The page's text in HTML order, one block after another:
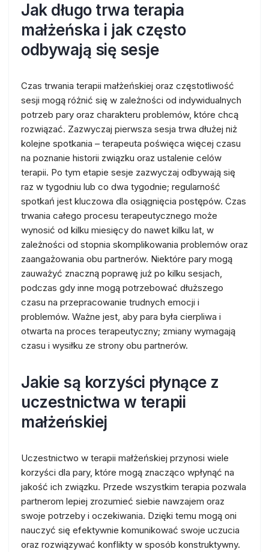
Jak długo trwa terapia
małżeńska i jak często
odbywają się sesje
Czas trwania terapii małżeńskiej oraz częstotliwość
sesji mogą różnić się w zależności od indywidualnych
potrzeb pary oraz charakteru problemów, które chcą
rozwiązać. Zazwyczaj pierwsza sesja trwa dłużej niż
kolejne spotkania – terapeuta poświęca więcej czasu
na poznanie historii związku oraz ustalenie celów
terapii. Po tym etapie sesje zazwyczaj odbywają się
raz w tygodniu lub co dwa tygodnie; regularność
spotkań jest kluczowa dla osiągnięcia postępów. Czas
trwania całego procesu terapeutycznego może
wynosić od kilku miesięcy do nawet kilku lat, w
zależności od stopnia skomplikowania problemów oraz
zaangażowania obu partnerów. Niektóre pary mogą
zauważyć znaczną poprawę już po kilku sesjach,
podczas gdy inne mogą potrzebować dłuższego
czasu na przepracowanie trudnych emocji i
problemów. Ważne jest, aby para była cierpliwa i
otwarta na proces terapeutyczny; zmiany wymagają
czasu i wysiłku ze strony obu partnerów.
Jakie są korzyści płynące z
uczestnictwa w terapii
małżeńskiej
Uczestnictwo w terapii małżeńskiej przynosi wiele
korzyści dla pary, które mogą znacząco wpłynąć na
jakość ich związku. Przede wszystkim terapia pozwala
partnerom lepiej zrozumieć siebie nawzajem oraz
swoje potrzeby i oczekiwania. Dzięki temu mogą oni
nauczyć się efektywnie komunikować swoje uczucia
oraz rozwiązywać konflikty w sposób konstruktywny.